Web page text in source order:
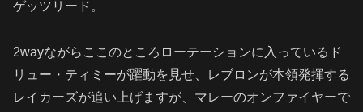
ゲッツリード。
2wayながらここのところローテーションに入っているド
リュー・ティミーが躍動を見せ、レブロンが本領発揮する
レイカーズが追い上げますが、マレーのオンファイヤーで